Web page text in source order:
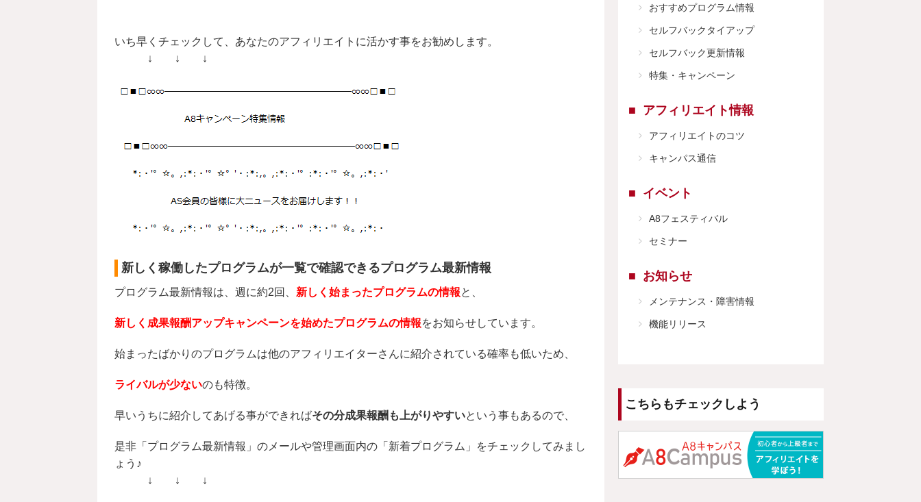
いち早くチェックして、あなたのアフィリエイトに活かす事をお勧めします。
↓ ↓ ↓
新しく稼働したプログラムが一覧で確認できるプログラム最新情報
プログラム最新情報は、週に約2回、 新しく始まったプログラムの情報と、
新しく成果報酬アップキャンペーンを始めたプログラムの情報をお知らせしています。
始まったばかりのプログラムは他のアフィリエイターさんに紹介されている確率も低いため、
ライバルが少ないのも特徴。
早いうちに紹介してあげる事ができればその分成果報酬も上がりやすいという事もあるので、
是非「プログラム最新情報」のメールや管理画面内の「新着プログラム」をチェックしてみまし
ょう♪
↓ ↓ ↓
おすすめプログラム情報
セルフバックタイアップ
セルフバック更新情報
特集・キャンペーン
アフィリエイト情報
アフィリエイトのコツ
キャンパス通信
イベント
A8フェスティバル
セミナー
お知らせ
メンテナンス・障害情報
機能リリース
こちらもチェックしよう